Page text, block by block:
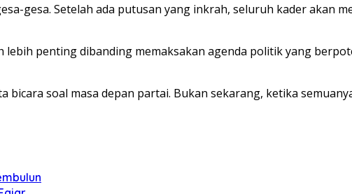
gesa. Setelah ada putusan yang inkrah, seluruh kader akan
penting dibanding memaksakan agenda politik yang
soal masa depan partai. Bukan sekarang, ketika